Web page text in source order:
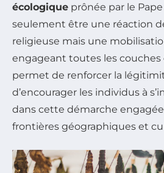
écologique prônée par le
seulement être une réaction
religieuse mais une
engageant toutes les couches
permet de renforcer la
d’encourager les individus à
dans cette démarche
frontières géographiques et